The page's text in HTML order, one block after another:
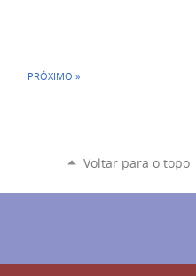
PRÓXIMO »
Voltar para o topo